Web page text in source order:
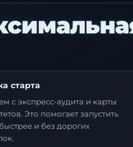
старта
с экспресс-аудита и карты
Это помогает запустить
и без дорогих